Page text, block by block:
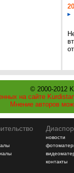
© 2000-2012
на сайте
Мнение авторов
новости
контакты